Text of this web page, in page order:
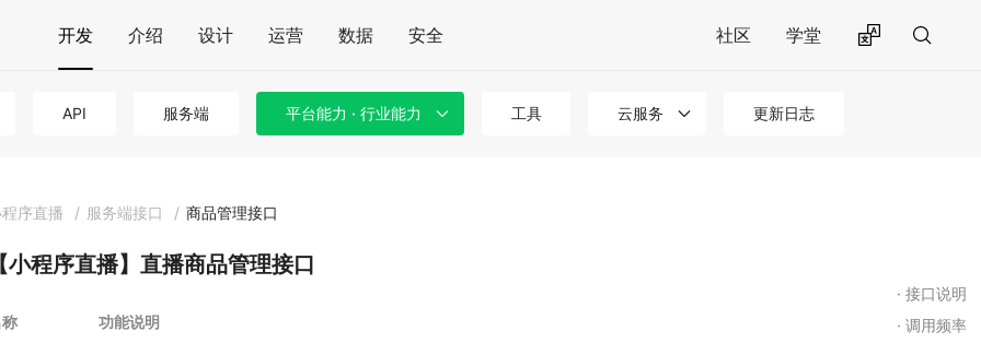
开发 介绍 设计 运营 数据 安全 社区 学堂
API 服务端 平台能力 · 行业能力 工具 云服务 更新日志
序直播 / 服务端接口 / 商品管理接口
小程序直播】直播商品管理接口
功能说明
接口说明
调用频率